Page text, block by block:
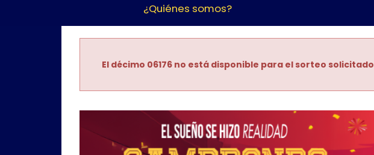
¿Quiénes somos?
El décimo 06176 no está disponible para el sorteo solicitado